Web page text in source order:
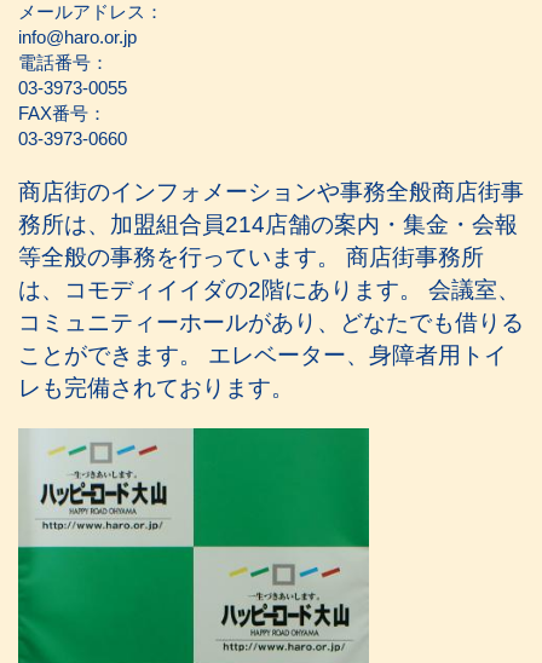
メールアドレス：
info@haro.or.jp
電話番号：
03-3973-0055
FAX番号：
03-3973-0660
商店街のインフォメーションや事務全般商店街事
務所は、加盟組合員214店舗の案内・集金・会報
等全般の事務を行っています。 商店街事務所
は、コモディイイダの2階にあります。 会議室、
コミュニティーホールがあり、どなたでも借りる
ことができます。 エレベーター、身障者用トイ
レも完備されております。